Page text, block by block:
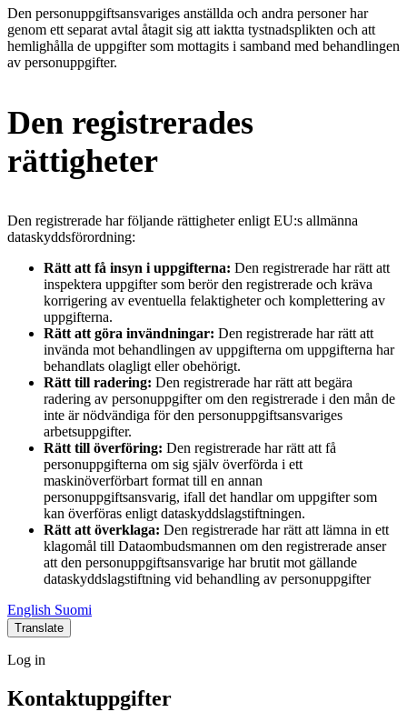
Den personuppgiftsansvariges anställda och andra personer har
genom ett separat avtal åtagit sig att iaktta tystnadsplikten och att
hemlighålla de uppgifter som mottagits i samband med behandlingen
av personuppgifter.
Den registrerades
rättigheter
Den registrerade har följande rättigheter enligt EU:s allmänna
dataskyddsförordning:
Rätt att få insyn i uppgifterna: Den registrerade har rätt att
inspektera uppgifter som berör den registrerade och kräva
korrigering av eventuella felaktigheter och komplettering av
uppgifterna.
Rätt att göra invändningar: Den registrerade har rätt att
invända mot behandlingen av uppgifterna om uppgifterna har
behandlats olagligt eller obehörigt.
Rätt till radering: Den registrerade har rätt att begära
radering av personuppgifter om den registrerade i den mån de
inte är nödvändiga för den personuppgiftsansvariges
arbetsuppgifter.
Rätt till överföring: Den registrerade har rätt att få
personuppgifterna om sig själv överförda i ett
maskinöverförbart format till en annan
personuppgiftsansvarig, ifall det handlar om uppgifter som
kan överföras enligt dataskyddslagstiftningen.
Rätt att överklaga: Den registrerade har rätt att lämna in ett
klagomål till Dataombudsmannen om den registrerade anser
att den personuppgiftsansvarige har brutit mot gällande
dataskyddslagstiftning vid behandling av personuppgifter
Social
link
Social
link
Social
link
Social
link
English Suomi
Translate
Log
Log in
Kontaktuppgifter